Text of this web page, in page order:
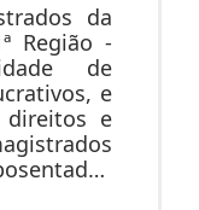
da
Região -
de
e
e